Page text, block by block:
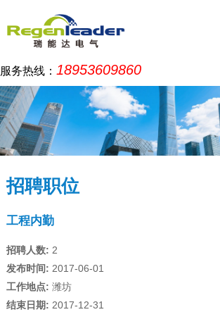
服务热线： 18953609860
招聘职位
工程内勤
招聘人数: 2
发布时间: 2017-06-01
工作地点: 潍坊
结束日期: 2017-12-31